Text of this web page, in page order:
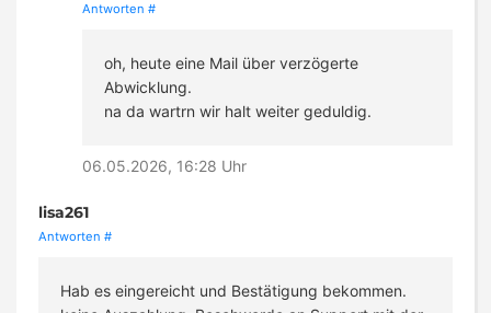
Antworten #
oh, heute eine Mail über verzögerte
Abwicklung.
na da wartrn wir halt weiter geduldig.
06.05.2026, 16:28 Uhr
lisa261
Antworten #
Hab es eingereicht und Bestätigung bekommen.